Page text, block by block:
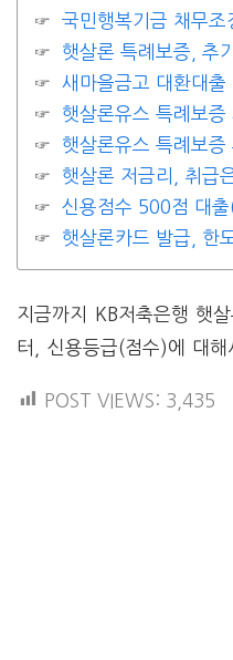
국민행복기금 채무
햇살론 특례보증, 추
새마을금고 대환대출
햇살론유스 특례보
햇살론유스 특례보
햇살론 저금리, 취급
신용점수 500점 대
햇살론카드 발급, 한
지금까지 KB저축은행 햇
터, 신용등급(점수)에 대해
POST VIEWS: 3,435